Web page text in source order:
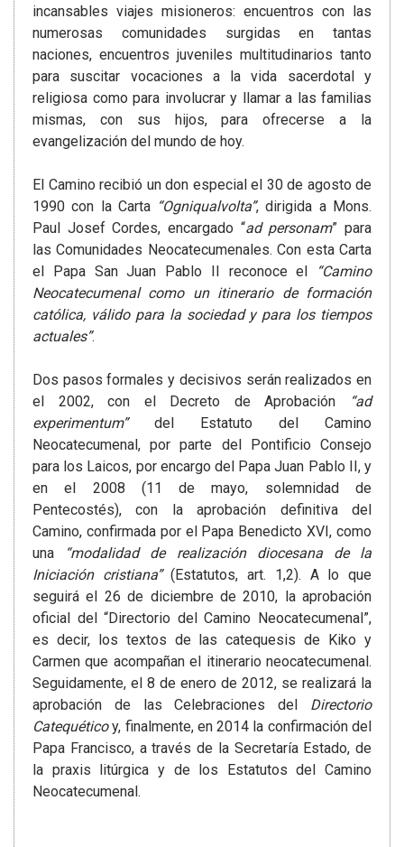
incansables viajes misioneros: encuentros con las
numerosas comunidades surgidas en tantas
naciones, encuentros juveniles multitudinarios tanto
para suscitar vocaciones a la vida sacerdotal y
religiosa como para involucrar y llamar a las familias
mismas, con sus hijos, para ofrecerse a la
evangelización del mundo de hoy.
El Camino recibió un don especial el 30 de agosto de
1990 con la Carta “Ogniqualvolta”, dirigida a Mons.
Paul Josef Cordes, encargado “ad personam” para
las Comunidades Neocatecumenales. Con esta Carta
el Papa San Juan Pablo II reconoce el
“Camino
Neocatecumenal como un itinerario de formación
católica, válido para la sociedad y para los tiempos
actuales”.
Dos pasos formales y decisivos serán realizados en
el 2002, con el Decreto de Aprobación
“ad
experimentum”del Estatuto del Camino
Neocatecumenal, por parte del Pontificio Consejo
para los Laicos, por encargo del Papa Juan Pablo II, y
en el 2008 (11 de mayo, solemnidad de
Pentecostés), con la aprobación definitiva del
Camino, confirmada por el Papa Benedicto XVI, como
una
“modalidad de realización diocesana de la
Iniciación cristiana”(Estatutos, art. 1,2). A lo que
seguirá el 26 de diciembre de 2010, la aprobación
oficial del “Directorio del Camino Neocatecumenal”,
es decir, los textos de las catequesis de Kiko y
Carmen que acompañan el itinerario neocatecumenal.
Seguidamente, el 8 de enero de 2012, se realizará la
aprobación de las Celebraciones del Directorio
Catequéticoy, finalmente, en 2014 la confirmación del
Papa Francisco, a través de la Secretaría Estado, de
la praxis litúrgica y de los Estatutos del Camino
Neocatecumenal.